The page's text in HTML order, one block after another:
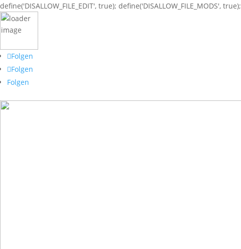
define('DISALLOW_FILE_EDIT', true); define('DISALLOW_FILE_MODS', true);
Folgen
Folgen
Folgen